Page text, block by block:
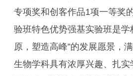
专项奖和创客作品1项一等奖
验班特色优势强基实验班是学
原，塑造高峰”的发展愿景，
生物学科具有浓厚兴趣、扎